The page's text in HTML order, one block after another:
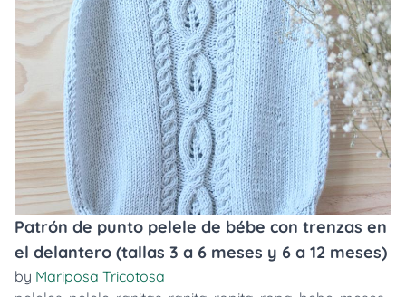
Patrón de punto pelele de bébe con trenzas en
el delantero (tallas 3 a 6 meses y 6 a 12 meses)
by Mariposa Tricotosa